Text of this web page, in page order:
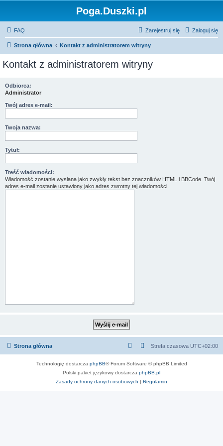
Poga.Duszki.pl
FAQ Zaloguj się
Zarejestruj się
Strona główna Kontakt z administratorem witryny
Kontakt z administratorem witryny
Odbiorca:
Administrator
Twój adres e-mail:
Twoja nazwa:
Tytuł:
Treść wiadomości:
Wiadomość zostanie wysłana jako zwykły tekst bez znaczników HTML i BBCode. Twój
adres e-mail zostanie ustawiony jako adres zwrotny tej wiadomości.
Strona główna Strefa czasowa UTC+02:00
Technologię dostarcza phpBB® Forum Software © phpBB Limited
Polski pakiet językowy dostarcza phpBB.pl
Zasady ochrony danych osobowych | Regulamin